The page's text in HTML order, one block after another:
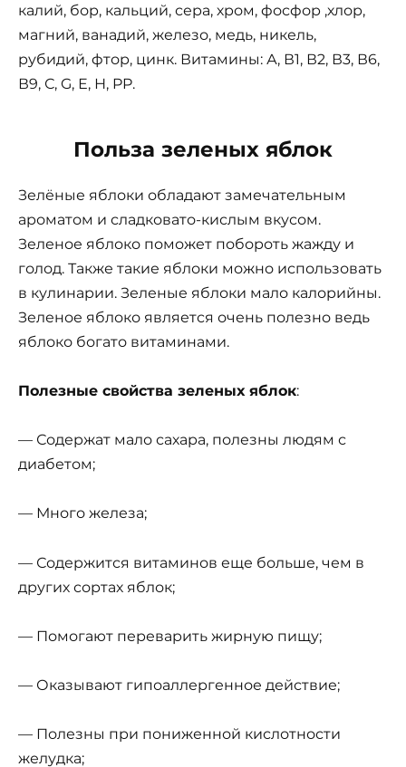
калий, бор, кальций, сера, хром, фосфор ,хлор,
магний, ванадий, железо, медь, никель,
рубидий, фтор, цинк. Витамины: А, В1, В2, В3, В6,
В9, С, G, Е, Н, PP.
Польза зеленых яблок
Зелёные яблоки обладают замечательным
ароматом и сладковато-кислым вкусом.
Зеленое яблоко поможет побороть жажду и
голод. Также такие яблоки можно использовать
в кулинарии. Зеленые яблоки мало калорийны.
Зеленое яблоко является очень полезно ведь
яблоко богато витаминами.
Полезные свойства зеленых яблок:
— Содержат мало сахара, полезны людям с
диабетом;
— Много железа;
— Содержится витаминов еще больше, чем в
других сортах яблок;
— Помогают переварить жирную пищу;
— Оказывают гипоаллергенное действие;
— Полезны при пониженной кислотности
желудка;